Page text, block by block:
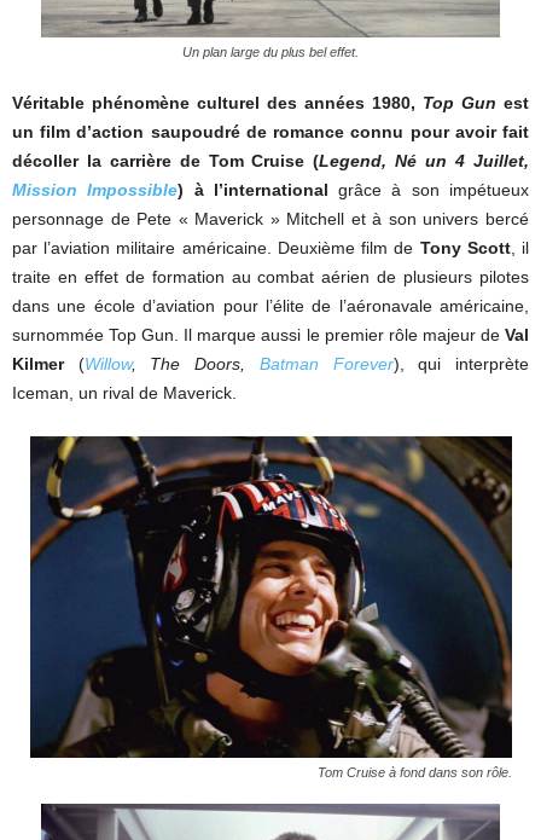
Un plan large du plus bel effet.
Véritable phénomène culturel des années 1980, Top Gun est
un film d’action saupoudré de romance connu pour avoir fait
décoller la carrière de Tom Cruise (Legend, Né un 4 Juillet,
Mission Impossible) à l’international grâce à son impétueux
personnage de Pete « Maverick » Mitchell et à son univers bercé
par l’aviation militaire américaine. Deuxième film de Tony Scott, il
traite en effet de formation au combat aérien de plusieurs pilotes
dans une école d’aviation pour l’élite de l’aéronavale américaine,
surnommée Top Gun. Il marque aussi le premier rôle majeur de Val
Kilmer(Willow, The Doors, Batman Forever), qui interprète
Iceman, un rival de Maverick.
Tom Cruise à fond dans son rôle.